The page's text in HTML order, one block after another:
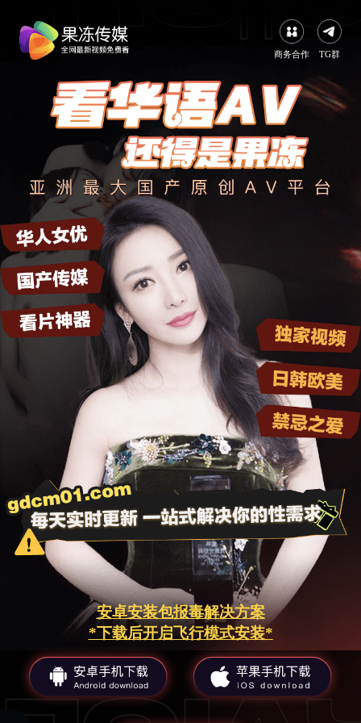
商务合作 TG群
安卓安装包报毒解决方案
*下载后开启飞行模式安装*